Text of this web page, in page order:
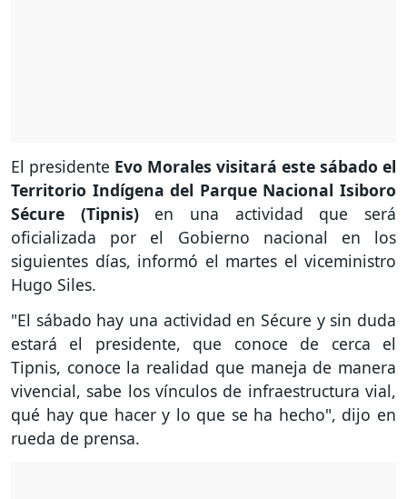
El presidente Evo Morales visitará este sábado el
Territorio Indígena del Parque Nacional Isiboro
Sécure (Tipnis)en una actividad que será
oficializada por el Gobierno nacional en los
siguientes días, informó el martes el viceministro
Hugo Siles.
"El sábado hay una actividad en Sécure y sin duda
estará el presidente, que conoce de cerca el
Tipnis, conoce la realidad que maneja de manera
vivencial, sabe los vínculos de infraestructura vial,
qué hay que hacer y lo que se ha hecho", dijo en
rueda de prensa.